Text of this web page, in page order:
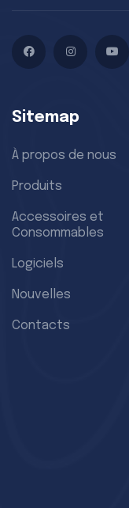
Sitemap
À propos de nous
Produits
Accessoires et
Consommables
Logiciels
Nouvelles
Contacts